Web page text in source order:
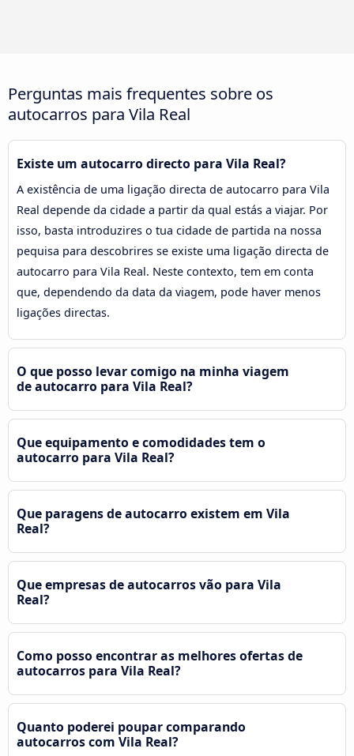
Perguntas mais frequentes sobre os
autocarros para Vila Real
Existe um autocarro directo para Vila Real?
A existência de uma ligação directa de autocarro para Vila
Real depende da cidade a partir da qual estás a viajar. Por
isso, basta introduzires o tua cidade de partida na nossa
pequisa para descobrires se existe uma ligação directa de
autocarro para Vila Real. Neste contexto, tem em conta
que, dependendo da data da viagem, pode haver menos
ligações directas.
O que posso levar comigo na minha viagem
de autocarro para Vila Real?
Que equipamento e comodidades tem o
autocarro para Vila Real?
Que paragens de autocarro existem em Vila
Real?
Que empresas de autocarros vão para Vila
Real?
Como posso encontrar as melhores ofertas de
autocarros para Vila Real?
Quanto poderei poupar comparando
autocarros com Vila Real?